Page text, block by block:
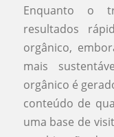
Enquanto o
resultados
orgânico,
mais
orgânico é
conteúdo de
uma base de